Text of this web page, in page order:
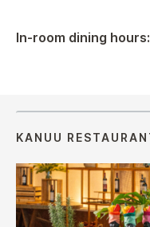
In-room dining hours: